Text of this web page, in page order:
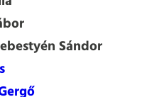
Sándor